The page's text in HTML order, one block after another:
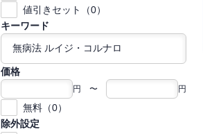
値引きセット（0）
キーワード
価格
円 〜 円
無料（0）
除外設定